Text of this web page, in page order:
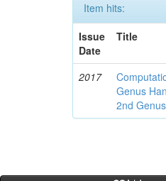
Item hits:
Issue
Date
Title
2017
Genus
2nd